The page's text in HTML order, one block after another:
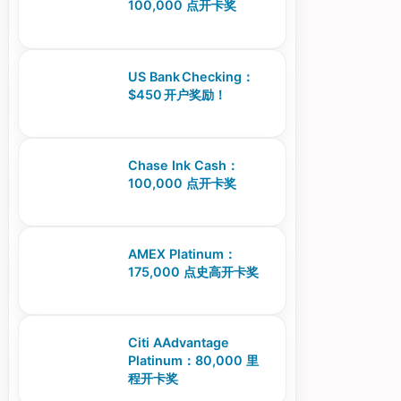
100,000 点开卡奖
US Bank Checking：
$450 开户奖励！
Chase Ink Cash：
100,000 点开卡奖
AMEX Platinum：
175,000 点史高开卡奖
Citi AAdvantage
Platinum：80,000 里
程开卡奖